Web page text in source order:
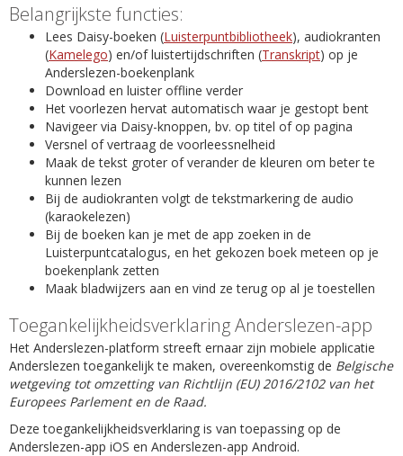
Belangrijkste functies:
Lees Daisy-boeken (Luisterpuntbibliotheek), audiokranten
(Kamelego) en/of luistertijdschriften (Transkript) op je
Anderslezen-boekenplank
Download en luister offline verder
Het voorlezen hervat automatisch waar je gestopt bent
Navigeer via Daisy-knoppen, bv. op titel of op pagina
Versnel of vertraag de voorleessnelheid
Maak de tekst groter of verander de kleuren om beter te
kunnen lezen
Bij de audiokranten volgt de tekstmarkering de audio
(karaokelezen)
Bij de boeken kan je met de app zoeken in de
Luisterpuntcatalogus, en het gekozen boek meteen op je
boekenplank zetten
Maak bladwijzers aan en vind ze terug op al je toestellen
Toegankelijkheidsverklaring Anderslezen-app
Het Anderslezen-platform streeft ernaar zijn mobiele applicatie
Anderslezen toegankelijk te maken, overeenkomstig de Belgische
wetgeving tot omzetting van Richtlijn (EU) 2016/2102 van het
Europees Parlement en de Raad.
Deze toegankelijkheidsverklaring is van toepassing op de
Anderslezen-app iOS en Anderslezen-app Android.